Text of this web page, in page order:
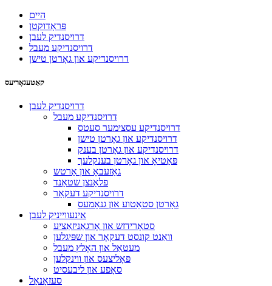
היים
פּראָדוקטן
דרויסנדיק לעבן
דרויסנדיקע מעבל
דרויסנדיקע און גאָרטן טישן
קאַטעגאָריעס
דרויסנדיק לעבן
דרויסנדיקע מעבל
דרויסנדיקע עסצימער סעטס
דרויסנדיקע און גאָרטן טישן
דרויסנדיקע און גאָרטן בענק
פּאַטיאָ און גאָרטן בענקלעך
גאַזעבאָ און אַרטש
פלאַנצן שטאַנד
דרויסנדיקע דעקאָר
גאָרטן סטאַטוע און גנאָמעס
אינעווייניק לעבן
סטאָרידזש און אָרגאַניזאַציע
וואַנט קונסט דעקאָר און שפּיגלען
מעטאַל און האָלץ מעבל
פּאָליצעס און ווינקלען
סאָפע און ליבעסיט
סעזאָנאַל